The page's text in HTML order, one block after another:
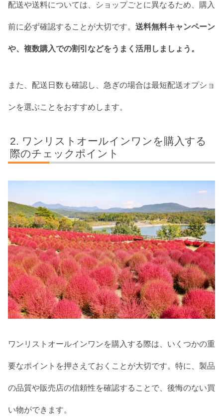
配送や送料については、ショップごとに異なるため、購入
前に必ず確認することが大切です。 送料無料キャンペーン
や、複数購入での割引などをうまく活用しましょう。
また、配送日数も確認し、急ぎの場合は最短配送オプショ
ンを選ぶことをおすすめします。
ワンリストオールインワンを購入する
際のチェックポイント
ワンリストオールインワンを購入する際は、いくつかの重
要なポイントを押さえておくことが大切です。特に、製品
の品質や販売店の信頼性を確認することで、後悔のない買
い物ができます。